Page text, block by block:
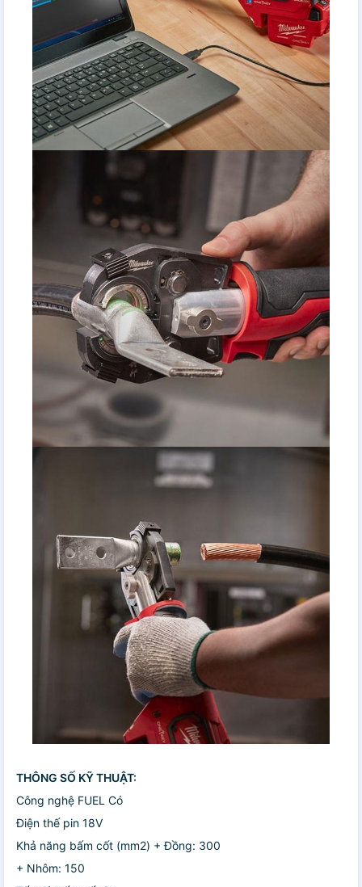
THÔNG SỐ KỸ THUẬT:
Công nghệ FUEL Có
Điện thế pin 18V
Khả năng bấm cốt (mm2) + Đồng: 300
+ Nhôm: 150